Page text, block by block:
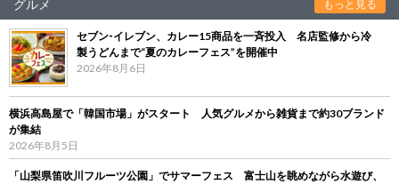
グルメ もっと見る
セブン‐イレブン、カレー15商品を一斉投入 名店監修から冷
製うどんまで“夏のカレーフェス”を開催中
2026年8月6日
横浜高島屋で「韓国市場」がスタート 人気グルメから雑貨まで約30ブランド
が集結
2026年8月5日
「山梨県笛吹川フルーツ公園」でサマーフェス 富士山を眺めながら水遊び、